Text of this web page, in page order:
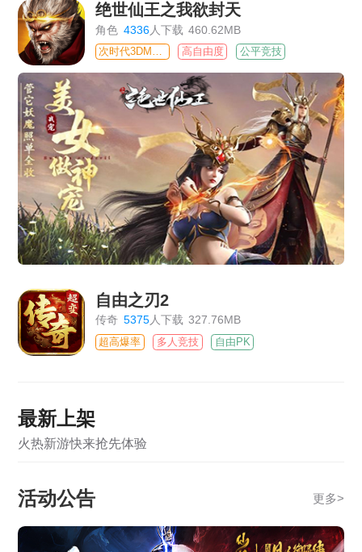
绝世仙王之我欲封天
角色 4336人下载 460.62MB
高自由度 公平竞技
自由之刃2
传奇 5375人下载 327.76MB
超高爆率 多人竞技 自由PK
最新上架
火热新游快来抢先体验
活动公告 更多>